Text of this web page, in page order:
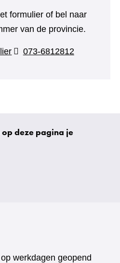
formulier of bel naar
van de provincie.
(verwijst
073-6812812
deze pagina je
werkdagen geopend